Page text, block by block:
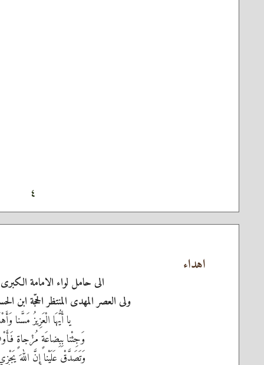
٤
اهداء
الى حامل لواء الامامة
ولى العصر المهدى المنتظر الحجّة ابن
يا أَيُّهَا الْعَزِيزُ مَسَّنا
وَجِئْنا بِبِضاعَةٍ مُزْجاةٍ
وَتَصَدَّقْ عَلَيْنا إِنَّ اللهَ